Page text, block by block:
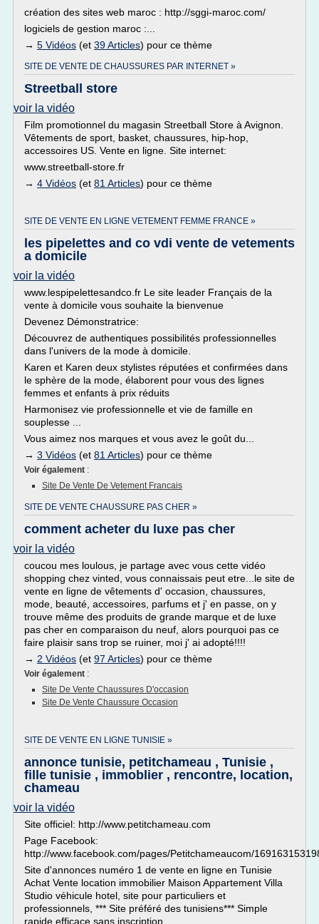
création des sites web maroc : http://sggi-maroc.com/
logiciels de gestion maroc :...
→ 5 Vidéos (et 39 Articles) pour ce thème
SITE DE VENTE DE CHAUSSURES PAR INTERNET »
Streetball store
voir la vidéo
Film promotionnel du magasin Streetball Store à Avignon.
Vêtements de sport, basket, chaussures, hip-hop,
accessoires US. Vente en ligne. Site internet:
www.streetball-store.fr
→ 4 Vidéos (et 81 Articles) pour ce thème
SITE DE VENTE EN LIGNE VETEMENT FEMME FRANCE »
les pipelettes and co vdi vente de vetements
a domicile
voir la vidéo
www.lespipelettesandco.fr Le site leader Français de la
vente à domicile vous souhaite la bienvenue
Devenez Démonstratrice:
Découvrez de authentiques possibilités professionnelles
dans l'univers de la mode à domicile.
Karen et Karen deux stylistes réputées et confirmées dans
le sphère de la mode, élaborent pour vous des lignes
femmes et enfants à prix réduits
Harmonisez vie professionnelle et vie de famille en
souplesse ...
Vous aimez nos marques et vous avez le goût du...
→ 3 Vidéos (et 81 Articles) pour ce thème
Voir également :
Site De Vente De Vetement Francais
SITE DE VENTE CHAUSSURE PAS CHER »
comment acheter du luxe pas cher
voir la vidéo
coucou mes loulous, je partage avec vous cette vidéo
shopping chez vinted, vous connaissais peut etre...le site de
vente en ligne de vêtements d' occasion, chaussures,
mode, beauté, accessoires, parfums et j' en passe, on y
trouve même des produits de grande marque et de luxe
pas cher en comparaison du neuf, alors pourquoi pas ce
faire plaisir sans trop se ruiner, moi j' ai adopté!!!!
→ 2 Vidéos (et 97 Articles) pour ce thème
Voir également :
Site De Vente Chaussures D'occasion
Site De Vente Chaussure Occasion
SITE DE VENTE EN LIGNE TUNISIE »
annonce tunisie, petitchameau , Tunisie ,
fille tunisie , immoblier , rencontre, location,
chameau
voir la vidéo
Site officiel: http://www.petitchameau.com
Page Facebook:
http://www.facebook.com/pages/Petitchameaucom/
Site d'annonces numéro 1 de vente en ligne en Tunisie
Achat Vente location immobilier Maison Appartement Villa
Studio véhicule hotel, site pour particuliers et
professionnels, *** Site préféré des tunisiens*** Simple
rapide efficace sans inscription